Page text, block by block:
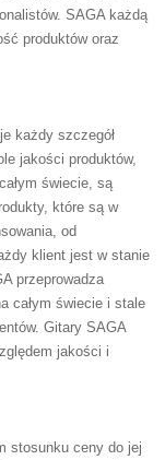
SAGA każdą
produktów oraz
każdy szczegół
jakości produktów,
świecie, są
które są w
od
klient jest w stanie
przeprowadza
całym świecie i stale
Gitary SAGA
jakości i
stosunku ceny do jej